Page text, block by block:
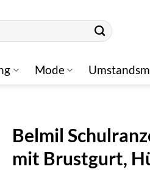
Mode
Belmil
mit Brustgurt,